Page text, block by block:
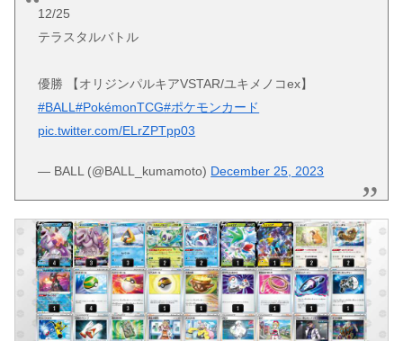
12/25
テラスタルバトル
優勝 【オリジンパルキアVSTAR/ユキメノコex】
#BALL#PokémonTCG#ポケモンカード
pic.twitter.com/ELrZPTpp03
— BALL (@BALL_kumamoto) December 25, 2023